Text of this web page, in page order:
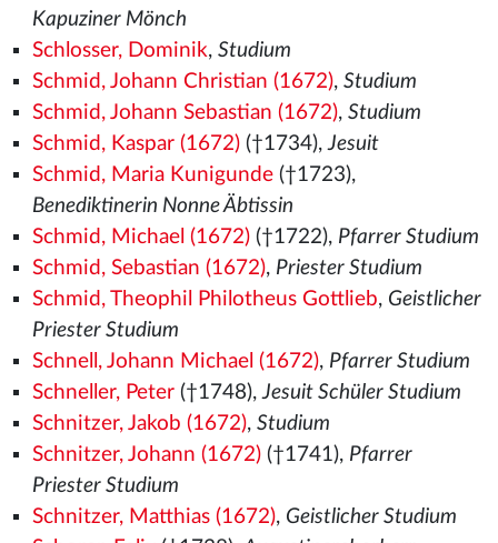
Kapuziner Mönch
Schlosser, Dominik, Studium
Schmid, Johann Christian (1672), Studium
Schmid, Johann Sebastian (1672), Studium
Schmid, Kaspar (1672)(†1734),Jesuit
Schmid, Maria Kunigunde(†1723),
Benediktinerin Nonne Äbtissin
Schmid, Michael (1672)(†1722), Pfarrer Studium
Schmid, Sebastian (1672), Priester Studium
Schmid, Theophil Philotheus Gottlieb, Geistlicher
Priester Studium
Schnell, Johann Michael (1672), Pfarrer Studium
Schneller, Peter(†1748),Jesuit Schüler Studium
Schnitzer, Jakob (1672), Studium
Schnitzer, Johann (1672)(†1741), Pfarrer
Priester Studium
Schnitzer, Matthias (1672), Geistlicher Studium